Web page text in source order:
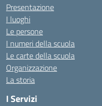
Presentazione
I luoghi
Le persone
I numeri della scuola
Le carte della scuola
Organizzazione
La storia
I Servizi